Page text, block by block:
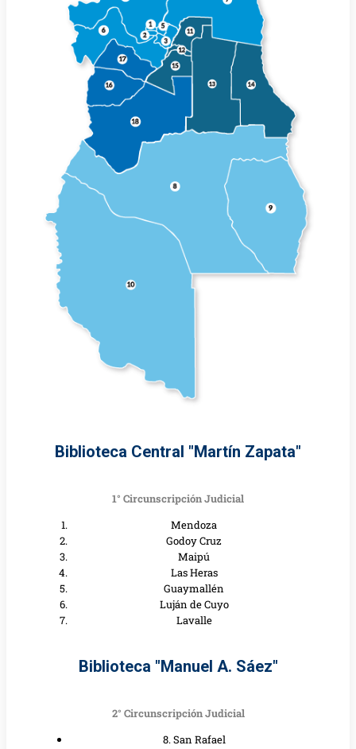
Biblioteca Central "Martín Zapata"
1° Circunscripción Judicial
Mendoza
Godoy Cruz
Maipú
Las Heras
Guaymallén
Luján de Cuyo
Lavalle
Biblioteca "Manuel A. Sáez"
2° Circunscripción Judicial
8. San Rafael